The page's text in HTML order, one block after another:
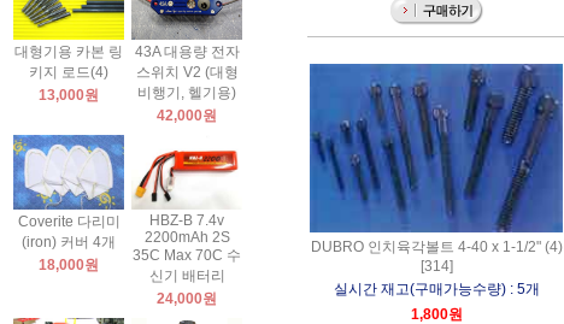
대형기용 카본 링
키지 로드(4)
13,000원
43A 대용량 전자
스위치 V2 (대형
비행기, 헬기용)
42,000원
Coverite 다리미
(iron) 커버 4개
18,000원
HBZ-B 7.4v
2200mAh 2S
35C Max 70C 수
신기 배터리
24,000원
DUBRO 인치육각볼트 4-40 x 1-1/2" (4)
[314]
실시간 재고(구매가능수량) : 5개
1,800원